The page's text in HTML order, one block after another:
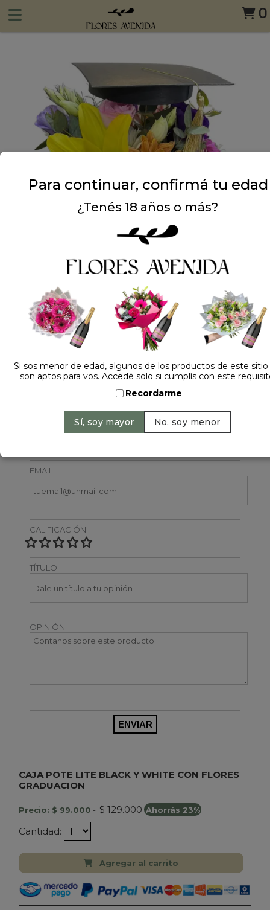
0
1 opinión +
Dejá tu opinión
NOMBRE
EMAIL
CALIFICACIÓN
TÍTULO
OPINIÓN
CAJA POTE LITE BLACK Y WHITE CON FLORES
GRADUACION
Precio: $ 99.000 - $ 129.000 Ahorrás 23%
Cantidad:
Agregar al carrito
Para continuar, confirmá tu edad
¿Tenés 18 años o más?
Si sos menor de edad, algunos de los productos de este
son aptos para vos. Accedé solo si cumplís con este
Recordarme